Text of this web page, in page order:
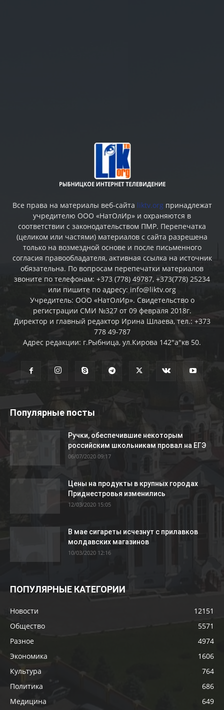
Все права на материалы веб-сайта liktv.org принадлежат
учредителю ООО «НатОлИр» и охраняются в
соответствии с законодательством ПМР. Перепечатка
(целиком или частями) материалов c сайта разрешена
только на возмездной основе и после письменного
согласия правообладателя, активная ссылка на источник
обязательна. По вопросам перепечатки материалов
звоните по телефонам: +373 (778) 49787, +373(778) 25234
или пишите по адресу: info@liktv.org
Учредитель: ООО «НатОлИр». Свидетельство о
регистрации СМИ №327 от 09 февраля 2018г.
Директор и главный редактор Ирина Шлаева, тел.: +373
778 49-787
Адрес редакции: г.Рыбница, ул.Кирова 142"а"кв 50.
Популярные посты
Ручки, обеспечившие некоторым
российским школьникам провал на ЕГЭ
06/07/2020 09:17
Цены на продукты в крупных городах
Приднестровья изменились
12/03/2020 15:05
В мае сигареты исчезнут с прилавков
молдавских магазинов
10/03/2020 12:16
ПОПУЛЯРНЫЕ КАТЕГОРИИ
Новости
12151
Общество
5571
Разное
4974
Экономика
1606
Культура
764
Политика
686
Медицина
649